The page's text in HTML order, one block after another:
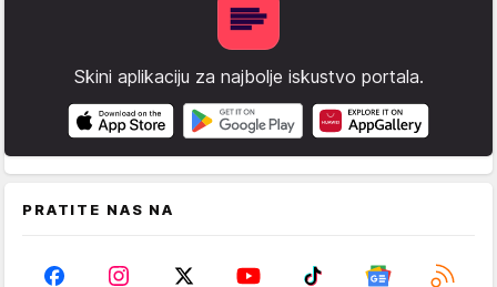
Skini aplikaciju za najbolje iskustvo portala.
PRATITE NAS NA